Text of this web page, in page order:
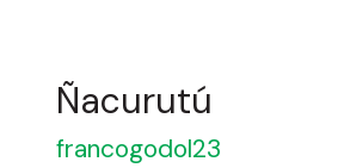
Ñacurutú
francogodol23